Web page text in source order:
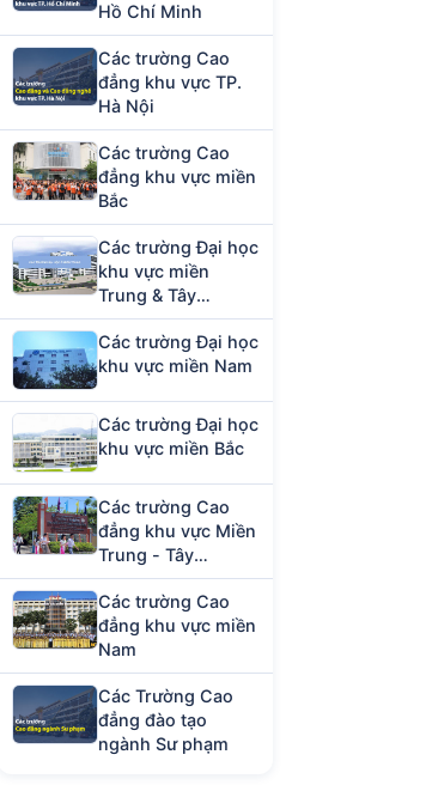
Hồ Chí Minh
Các trường Cao
đẳng khu vực TP.
Hà Nội
Các trường Cao
đẳng khu vực miền
Bắc
Các trường Đại học
khu vực miền
Trung & Tây
Nguyên
Các trường Đại học
khu vực miền Nam
Các trường Đại học
khu vực miền Bắc
Các trường Cao
đẳng khu vực Miền
Trung - Tây
Nguyên
Các trường Cao
đẳng khu vực miền
Nam
Các Trường Cao
đẳng đào tạo
ngành Sư phạm